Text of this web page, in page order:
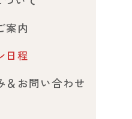
案内
日程
＆お問い合わせ